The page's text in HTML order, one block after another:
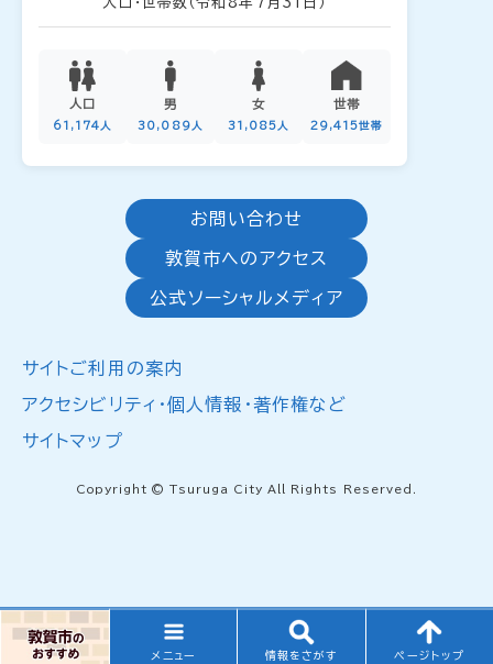
メニュー 情報をさがす ページトップ
人口
61,174人
男
30,089人
女
31,085人
世帯
29,415世帯
お問い合わせ
敦賀市へのアクセス
公式ソーシャルメディア
サイトご利用の案内
アクセシビリティ・個人情報・著作権など
サイトマップ
Copyright © Tsuruga City All Rights Reserved.